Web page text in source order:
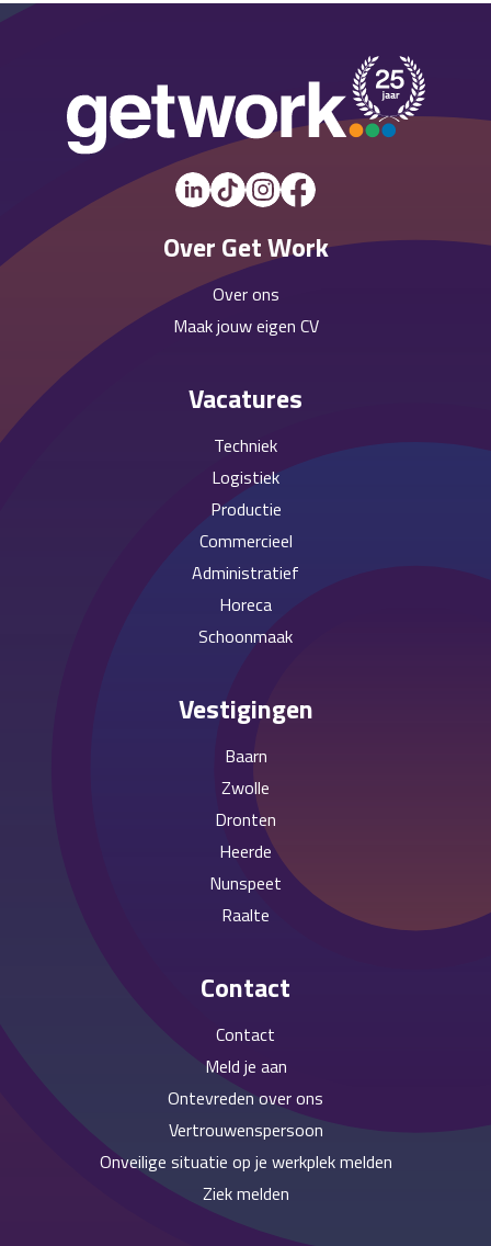
Over Get Work
Over ons
Maak jouw eigen CV
Vacatures
Techniek
Logistiek
Productie
Commercieel
Administratief
Horeca
Schoonmaak
Vestigingen
Baarn
Zwolle
Dronten
Heerde
Nunspeet
Raalte
Contact
Contact
Meld je aan
Ontevreden over ons
Vertrouwenspersoon
Onveilige situatie op je werkplek melden
Ziek melden